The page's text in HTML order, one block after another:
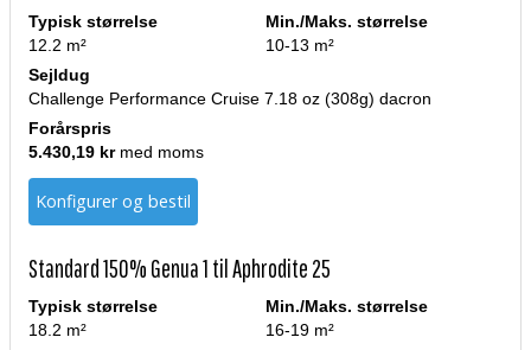
Typisk størrelse
12.2 m²
Min./Maks. størrelse
10-13 m²
Sejldug
Challenge Performance Cruise 7.18 oz (308g) dacron
Forårspris
5.430,19 krmed moms
Konfigurer og bestil
Standard 150% Genua 1 til Aphrodite 25
Typisk størrelse
18.2 m²
Min./Maks. størrelse
16-19 m²